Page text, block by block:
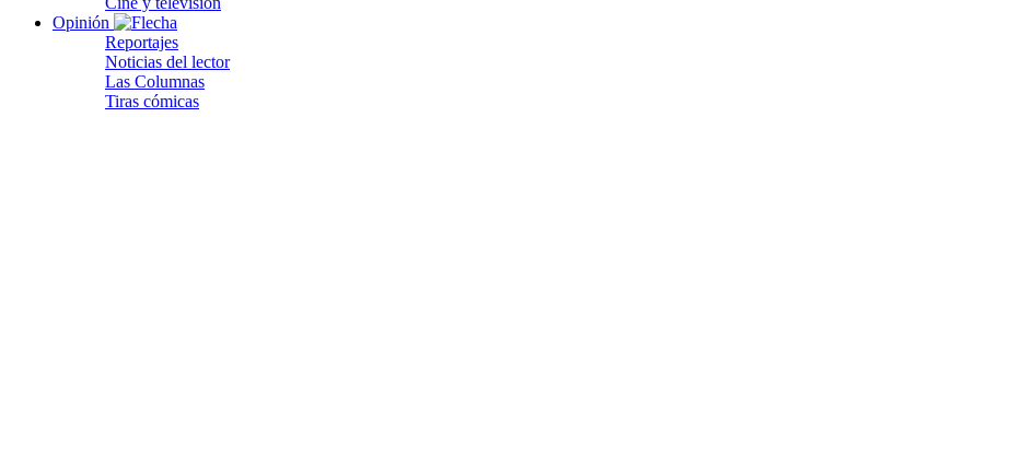
Opinión
Reportajes
Noticias del lector
Las Columnas
Tiras cómicas